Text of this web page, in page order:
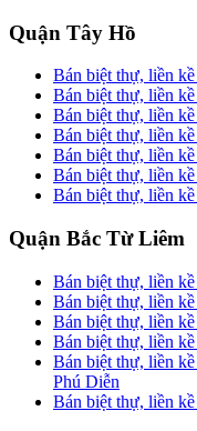
Quận Tây Hồ
Bán biệt thự, liền
Bán biệt thự, liền
Bán biệt thự, liền
Bán biệt thự, liền
Bán biệt thự, liền
Bán biệt thự, liền
Bán biệt thự, liền
Quận Bắc Từ Liêm
Bán biệt thự, liền
Bán biệt thự, liền
Bán biệt thự, liền
Bán biệt thự, liền
Bán biệt thự, liền
Phú Diễn
Bán biệt thự, liền